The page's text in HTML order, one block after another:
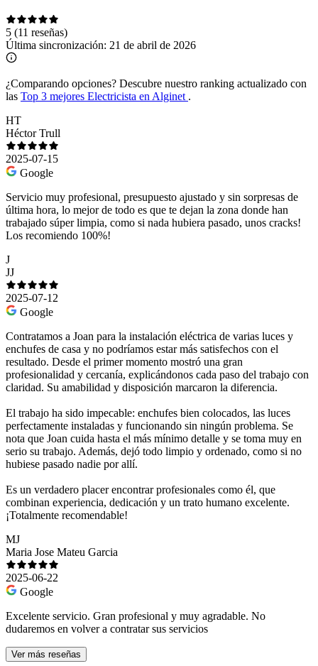
5 (11 reseñas)
Última sincronización: 21 de abril de 2026
¿Comparando opciones? Descubre nuestro ranking actualizado con
las Top 3 mejores Electricista en Alginet .
HT
Héctor Trull
2025-07-15
Google
Servicio muy profesional, presupuesto ajustado y sin sorpresas de
última hora, lo mejor de todo es que te dejan la zona donde han
trabajado súper limpia, como si nada hubiera pasado, unos cracks!
Los recomiendo 100%!
J
JJ
2025-07-12
Google
Contratamos a Joan para la instalación eléctrica de varias luces y
enchufes de casa y no podríamos estar más satisfechos con el
resultado. Desde el primer momento mostró una gran
profesionalidad y cercanía, explicándonos cada paso del trabajo con
claridad. Su amabilidad y disposición marcaron la diferencia.
El trabajo ha sido impecable: enchufes bien colocados, las luces
perfectamente instaladas y funcionando sin ningún problema. Se
nota que Joan cuida hasta el más mínimo detalle y se toma muy en
serio su trabajo. Además, dejó todo limpio y ordenado, como si no
hubiese pasado nadie por allí.
Es un verdadero placer encontrar profesionales como él, que
combinan experiencia, dedicación y un trato humano excelente.
¡Totalmente recomendable!
MJ
Maria Jose Mateu Garcia
2025-06-22
Google
Excelente servicio. Gran profesional y muy agradable. No
dudaremos en volver a contratar sus servicios
Ver más reseñas